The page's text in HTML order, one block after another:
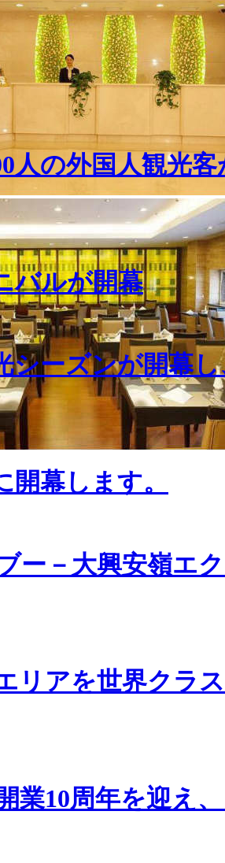
人の外国人観光
バルが開幕
シーズンが開幕
幕します。
ー－大興安嶺エ
リアを世界クラ
業10周年を迎え